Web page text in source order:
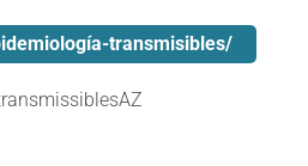
transmisibles/